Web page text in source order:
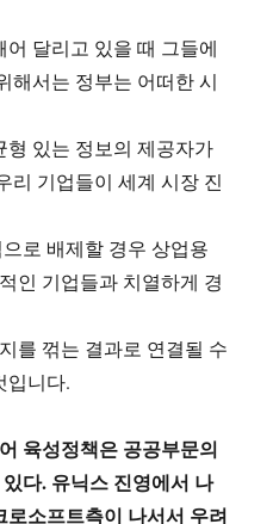
달리고 있을 때 그들에
해서는 정부는 어떠한 시
형 있는 정보의 제공자가
리 기업들이 세계 시장 진
로 배제할 경우 상업용
인 기업들과 치열하게 경
를 꺾는 결과로 연결될 수
입니다.
육성정책은 공공부문의
다. 유닉스 진영에서 나
소프트측이 나서서 우려